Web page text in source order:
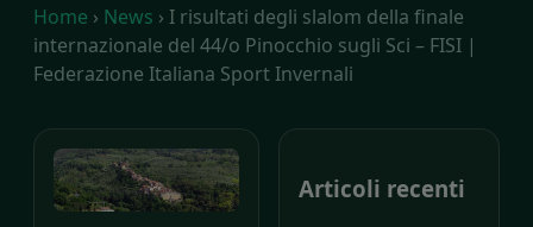
Home › News › I risultati degli slalom della finale
internazionale del 44/o Pinocchio sugli Sci – FISI |
Federazione Italiana Sport Invernali
Articoli recenti